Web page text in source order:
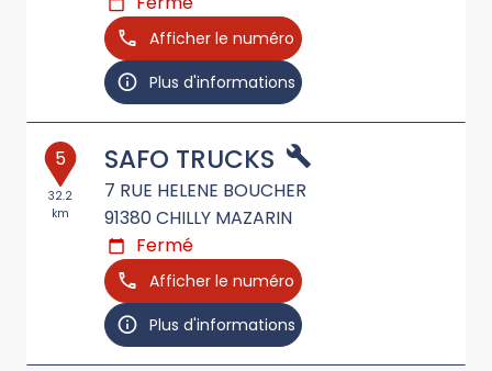
Afficher le numéro
Plus d'informations
5
32.2
km
SAFO TRUCKS
7 RUE HELENE BOUCHER
91380CHILLY MAZARIN
Fermé
Afficher le numéro
Plus d'informations